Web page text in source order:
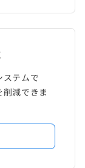
テムで
減できま